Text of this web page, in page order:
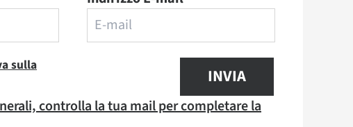
sulla
INVIA
controlla la tua mail per completare la